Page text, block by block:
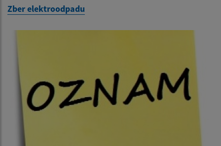
Zber elektroodpadu